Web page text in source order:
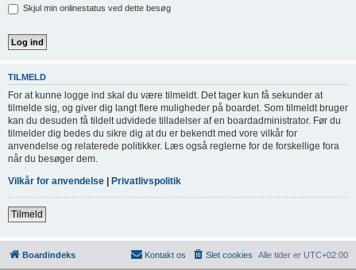
Skjul min onlinestatus ved dette besøg
TILMELD
For at kunne logge ind skal du være tilmeldt. Det tager kun få sekunder at
tilmelde sig, og giver dig langt flere muligheder på boardet. Som tilmeldt bruger
kan du desuden få tildelt udvidede tilladelser af en boardadministrator. Før du
tilmelder dig bedes du sikre dig at du er bekendt med vore vilkår for
anvendelse og relaterede politikker. Læs også reglerne for de forskellige fora
når du besøger dem.
Vilkår for anvendelse
Privatlivspolitik
Tilmeld
Boardindeks Alle tider er UTC+02:00
Slet cookies
Kontakt os